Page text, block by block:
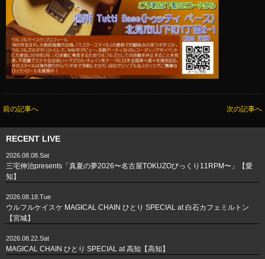
前の記事へ 次の記事へ
RECENT LIVE
2026.08.08.Sat
三宅伸治presents「真夏の夢2026〜名古屋TOKUZOびっくり11RPM〜」【愛
知】
2026.08.18.Tue
ウルフルケイスケ MAGICAL CHAIN ひとり SPECIAL at 白石カフェミルトン
【宮城】
2026.08.22.Sat
MAGICAL CHAIN ひとり SPECIAL at 高知【高知】